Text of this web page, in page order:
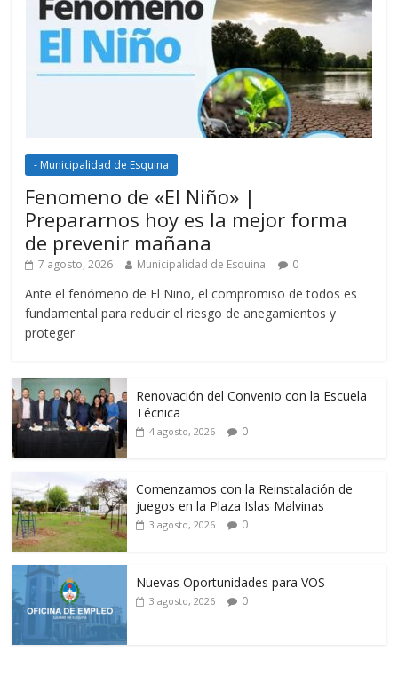
- Municipalidad de Esquina
Fenomeno de «El Niño» |
Prepararnos hoy es la mejor forma
de prevenir mañana
7 agosto, 2026 Municipalidad de Esquina 0
Ante el fenómeno de El Niño, el compromiso de todos es
fundamental para reducir el riesgo de anegamientos y
proteger
Renovación del Convenio con la Escuela
Técnica
4 agosto, 2026 0
Comenzamos con la Reinstalación de
juegos en la Plaza Islas Malvinas
3 agosto, 2026 0
Nuevas Oportunidades para VOS
3 agosto, 2026 0